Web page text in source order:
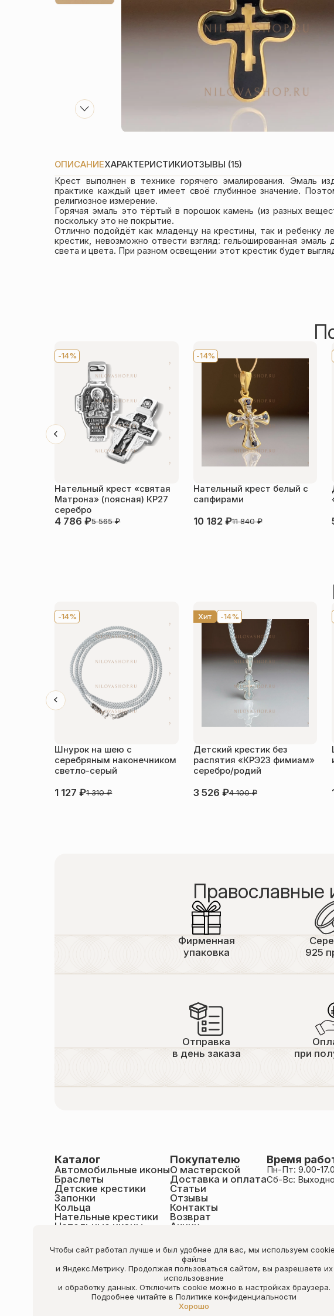
ОПИСАНИЕХАРАКТЕРИСТИКИОТЗЫВЫ (15)
Крест выполнен в технике горячего эмалирования. Эмаль
практике каждый цвет имеет своё глубинное значение.
религиозное измерение.
Горячая эмаль это тёртый в порошок камень (из разных
поскольку это не покрытие.
Отлично подойдёт как младенцу на крестины, так и ребенку
крестик, невозможно отвести взгляд: гельошированная
света и цвета. При разном освещении этот крестик будет
-14%
Нательный крест «святая
Матрона» (поясная) КР27
серебро
4 786₽5 565₽
-14%
Нательный крест белый с
сапфирами
10 182 ₽11 840₽
-14%
Шнурок на шею с
серебряным наконечником
светло-серый
1 127₽1 310₽
Хит -14%
Детский крестик без
распятия «КРЭ23 фимиам»
серебро/родий
3 526 ₽4 100₽
Православные
Фирменная
упаковка
925
Отправка
в день заказа
при
Каталог
Автомобильные иконы
Браслеты
Детские крестики
Запонки
Кольца
Нательные крестики
Нательные иконы
Образки именные
Статуэтки святых
Шнурки на шею
Чётки
Покупателю
О мастерской
Доставка и оплата
Статьи
Отзывы
Контакты
Возврат
Акции
Время
Пн-Пт: 9.00-
Сб-Вс:
nilovashop.ru
Чтобы сайт работал лучше и был удобнее для вас, мы используем
файлы
и Яндекс.Метрику. Продолжая пользоваться сайтом, вы разрешаете их
использование
и обработку данных. Отключить cookie можно в настройках браузера.
Подробнее читайте в Политике конфиденциальности
Хорошо